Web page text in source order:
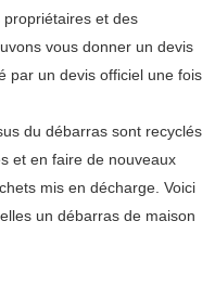
et des
vous donner un devis
par un devis officiel une fois
du débarras sont recyclés
et en faire de nouveaux
mis en décharge. Voici
un débarras de maison